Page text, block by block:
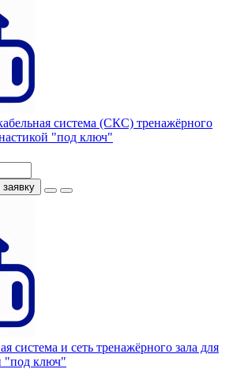
система (СКС) тренажёрного
"под ключ"
система и сеть тренажёрного зала для
"под ключ"